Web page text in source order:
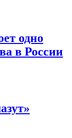
одно
в России